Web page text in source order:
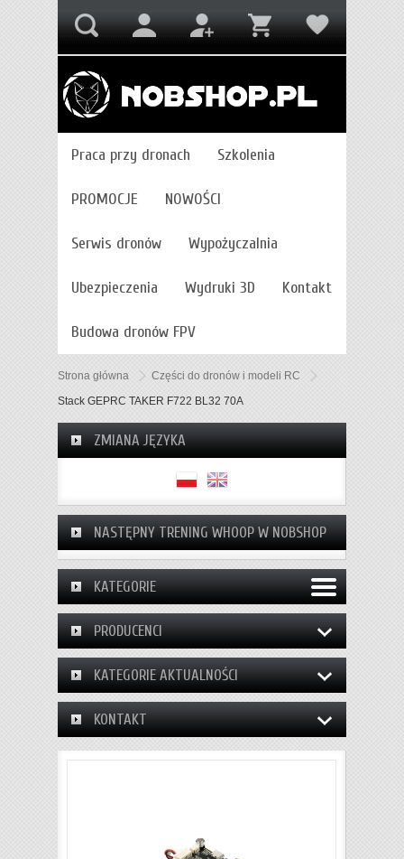
Praca przy dronach Szkolenia
PROMOCJE NOWOŚCI
Serwis dronów Wypożyczalnia
Ubezpieczenia Wydruki 3D Kontakt
Budowa dronów FPV
Strona główna
Części do dronów i modeli RC
Stack GEPRC TAKER F722 BL32 70A
ZMIANA JĘZYKA
NASTĘPNY TRENING WHOOP W NOBSHOP
KATEGORIE
PRODUCENCI
KATEGORIE AKTUALNOŚCI
KONTAKT